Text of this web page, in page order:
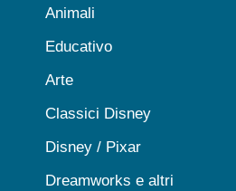
Animali
Educativo
Arte
Classici Disney
Disney / Pixar
Dreamworks e altri